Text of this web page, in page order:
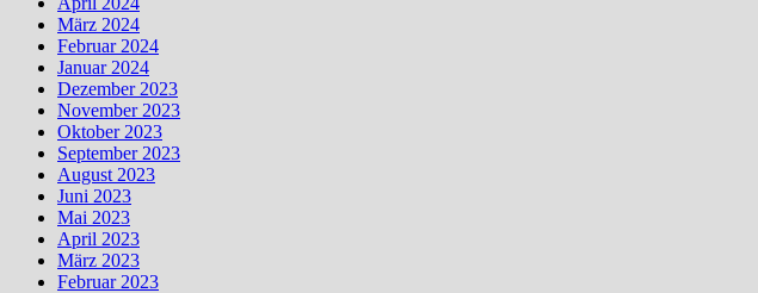
März 2024
Februar 2024
Januar 2024
Dezember 2023
November 2023
Oktober 2023
September 2023
August 2023
Juni 2023
Mai 2023
April 2023
März 2023
Februar 2023